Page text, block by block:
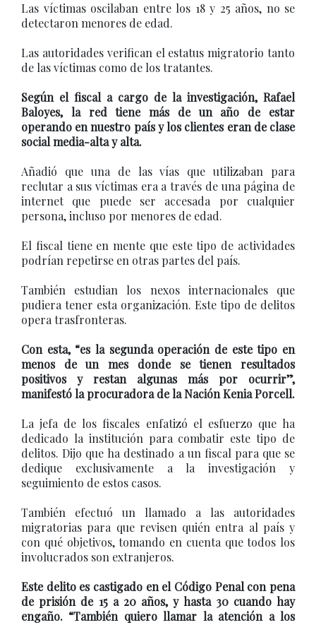
Las víctimas oscilaban entre los 18 y 25 años, no se
detectaron menores de edad.
Las autoridades verifican el estatus migratorio tanto
de las víctimas como de los tratantes.
Según el fiscal a cargo de la investigación, Rafael
Baloyes, la red tiene más de un año de estar
operando en nuestro país y los clientes eran de clase
social media-alta y alta.
Añadió que una de las vías que utilizaban para
reclutar a sus víctimas era a través de una página de
internet que puede ser accesada por cualquier
persona, incluso por menores de edad.
El fiscal tiene en mente que este tipo de actividades
podrían repetirse en otras partes del país.
También estudian los nexos internacionales que
pudiera tener esta organización. Este tipo de delitos
opera trasfronteras.
Con esta, “es la segunda operación de este tipo en
menos de un mes donde se tienen resultados
positivos y restan algunas más por ocurrir”,
manifestó la procuradora de la Nación Kenia Porcell.
La jefa de los fiscales enfatizó el esfuerzo que ha
dedicado la institución para combatir este tipo de
delitos. Dijo que ha destinado a un fiscal para que se
dedique exclusivamente a la investigación y
seguimiento de estos casos.
También efectuó un llamado a las autoridades
migratorias para que revisen quién entra al país y
con qué objetivos, tomando en cuenta que todos los
involucrados son extranjeros.
Este delito es castigado en el Código Penal con pena
de prisión de 15 a 20 años, y hasta 30 cuando hay
engaño. “También quiero llamar la atención a los